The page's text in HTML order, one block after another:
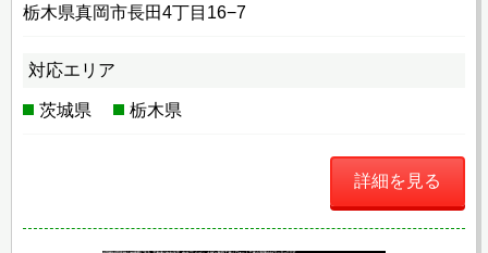
栃木県真岡市長田4丁目16−7
対応エリア
茨城県 栃木県
詳細を見る